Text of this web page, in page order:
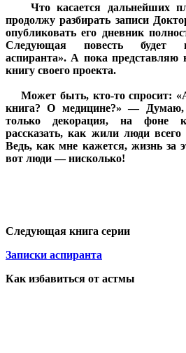
Что касается дальнейших
продолжу разбирать записи
опубликовать его дневник
Следующая повесть будет
аспиранта». А пока представляю
книгу своего проекта.
Может быть, кто-то спросит: «А
книга? О медицине?» —
только декорация, на фоне
рассказать, как жили люди всего
Ведь, как мне кажется, жизнь за
вот люди — нисколько!
Следующая книга серии
Записки аспиранта
Как избавиться от астмы